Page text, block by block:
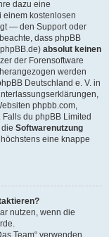
dazu eine
kostenlosen
— den Support oder
dass phpBB
absolut keinen
der Forensoftware
werden
Deutschland e. V. in
phpbb.com,
du phpBB Limited
Softwarenutzung
eine knappe
nutzen, wenn die
Team“ verwenden.